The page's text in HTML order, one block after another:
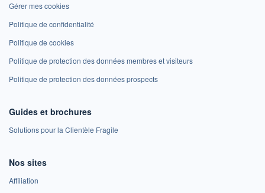
Gérer mes cookies
Politique de confidentialité
Politique de cookies
Politique de protection des données membres et visiteurs
Politique de protection des données prospects
Guides et brochures
Solutions pour la Clientèle Fragile
Nos sites
Affiliation